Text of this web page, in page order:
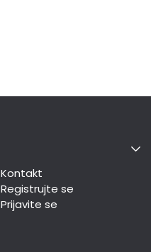
Kontakt
Registrujte se
Prijavite se